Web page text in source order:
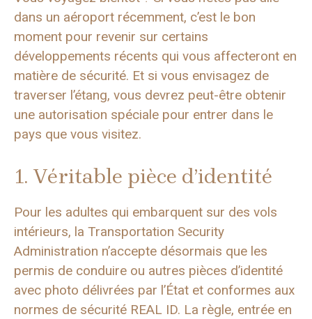
dans un aéroport récemment, c’est le bon
moment pour revenir sur certains
développements récents qui vous affecteront en
matière de sécurité. Et si vous envisagez de
traverser l’étang, vous devrez peut-être obtenir
une autorisation spéciale pour entrer dans le
pays que vous visitez.
1. Véritable pièce d’identité
Pour les adultes qui embarquent sur des vols
intérieurs, la Transportation Security
Administration n’accepte désormais que les
permis de conduire ou autres pièces d’identité
avec photo délivrées par l’État et conformes aux
normes de sécurité REAL ID. La règle, entrée en